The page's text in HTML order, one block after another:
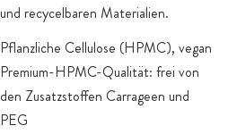
und recycelbaren Materialien.
Pflanzliche Cellulose (HPMC), vegan
Premium-HPMC-Qualität: frei von
den Zusatzstoffen Carrageen und
PEG